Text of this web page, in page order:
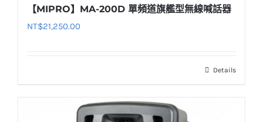
【MIPRO】MA-200D 單頻道旗艦型無線喊話器
NT$21,250.00
Details